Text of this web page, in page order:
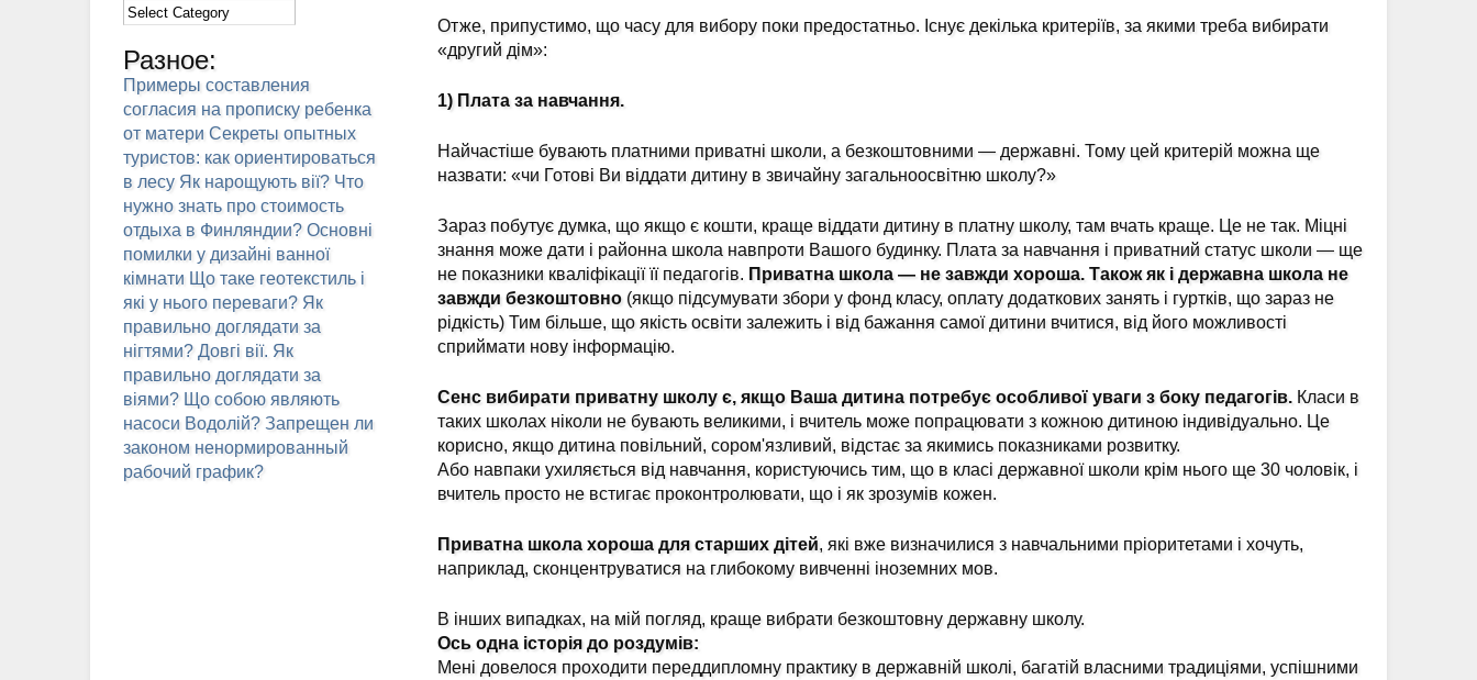
Отже, припустимо, що часу для вибору поки предостатньо. Існує декілька критеріїв, за якими треба вибирати
«другий дім»:
1) Плата за навчання.
Найчастіше бувають платними приватні школи, а безкоштовними — державні. Тому цей критерій можна ще
назвати: «чи Готові Ви віддати дитину в звичайну загальноосвітню школу?»
Зараз побутує думка, що якщо є кошти, краще віддати дитину в платну школу, там вчать краще. Це не так. Міцні
знання може дати і районна школа навпроти Вашого будинку. Плата за навчання і приватний статус школи — ще
не показники кваліфікації її педагогів. Приватна школа — не завжди хороша. Також як і державна школа не
завжди безкоштовно(якщо підсумувати збори у фонд класу, оплату додаткових занять і гуртків, що зараз не
рідкість) Тим більше, що якість освіти залежить і від бажання самої дитини вчитися, від його можливості
сприймати нову інформацію.
Сенс вибирати приватну школу є, якщо Ваша дитина потребує особливої уваги з боку педагогів.Класи в
таких школах ніколи не бувають великими, і вчитель може попрацювати з кожною дитиною індивідуально. Це
корисно, якщо дитина повільний, сором'язливий, відстає за якимись показниками розвитку.
Або навпаки ухиляється від навчання, користуючись тим, що в класі державної школи крім нього ще 30 чоловік, і
вчитель просто не встигає проконтролювати, що і як зрозумів кожен.
Приватна школа хороша для старших дітей, які вже визначилися з навчальними пріоритетами і хочуть,
наприклад, сконцентруватися на глибокому вивченні іноземних мов.
В інших випадках, на мій погляд, краще вибрати безкоштовну державну школу.
Ось одна історія до роздумів:
Мені довелося проходити переддипломну практику в державній школі, багатій власними традиціями, успішними
Разное:
Примеры составления
согласия на прописку ребенка
от матери Секреты опытных
туристов: как ориентироваться
в лесу Як нарощують вії? Что
нужно знать про стоимость
отдыха в Финляндии? Основні
помилки у дизайні ванної
кімнати Що таке геотекстиль і
які у нього переваги? Як
правильно доглядати за
нігтями? Довгі вії. Як
правильно доглядати за
віями? Що собою являють
насоси Водолій? Запрещен ли
законом ненормированный
рабочий график?